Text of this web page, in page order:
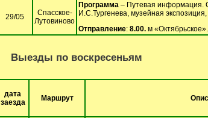
29/05
Спасское-
Лутовиново
Программа – Путевая информация.
И.С.Тургенева, музейная экспозиция,
Отправление: 8.00. м «Октябрьское».
Выезды по воскресеньям
дата
заезда
Маршрут